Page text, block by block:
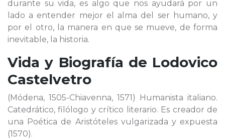
durante su vida, es algo que nos ayudará por un
lado a entender mejor el alma del ser humano, y
por el otro, la manera en que se mueve, de forma
inevitable, la historia.
Vida y Biografía de Lodovico
Castelvetro
(Módena, 1505-Chiavenna, 1571) Humanista italiano.
Catedrático, filólogo y crítico literario. Es creador de
una Poética de Aristóteles vulgarizada y expuesta
(1570).